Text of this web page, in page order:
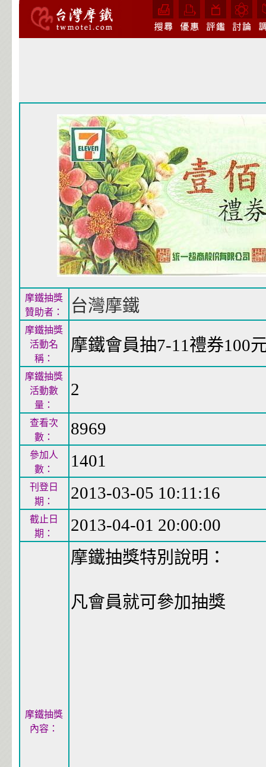
摩鐵抽獎
贊助者：
台灣摩鐵
摩鐵抽獎
活動名
稱：
摩鐵會員抽7-11禮券100
摩鐵抽獎
活動數
量：
2
查看次
數：
8969
參加人
數：
1401
刊登日
期：
2013-03-05 10:11:16
截止日
期：
2013-04-01 20:00:00
摩鐵抽獎
內容：
摩鐵抽獎特別說明：
凡會員就可參加抽獎